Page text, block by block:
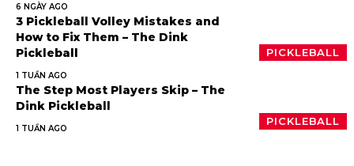
6 NGÀY AGO
PICKLEBALL
3 Pickleball Volley Mistakes and
How to Fix Them – The Dink
Pickleball
1 TUẦN AGO
PICKLEBALL
The Step Most Players Skip – The
Dink Pickleball
1 TUẦN AGO